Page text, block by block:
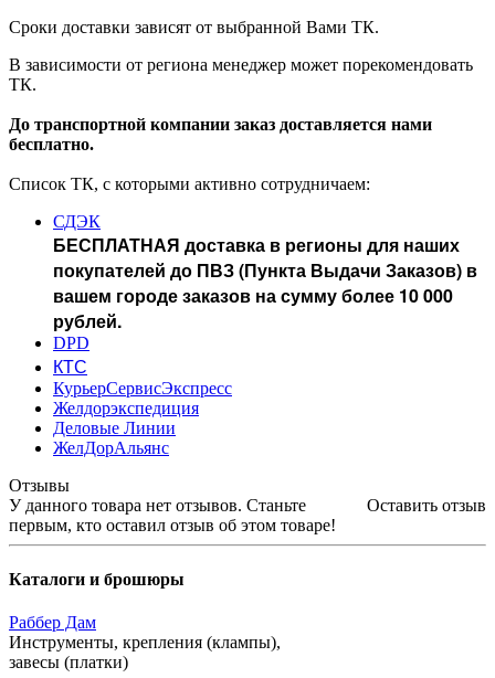
Сроки доставки зависят от выбранной Вами ТК.
В зависимости от региона менеджер может порекомендовать
ТК.
До транспортной компании заказ доставляется нами
бесплатно.
Список ТК, с которыми активно сотрудничаем:
СДЭК
БЕСПЛАТНАЯ доставка в регионы для наших
покупателей до ПВЗ (Пункта Выдачи Заказов) в
вашем городе заказов на сумму более 10 000
рублей.
DPD
КТС
КурьерСервисЭкспресс
Желдорэкспедиция
Деловые Линии
ЖелДорАльянс
Отзывы
Оставить отзыв
У данного товара нет отзывов. Станьте
первым, кто оставил отзыв об этом товаре!
Каталоги и брошюры
Раббер Дам
Инструменты, крепления (клампы),
завесы (платки)